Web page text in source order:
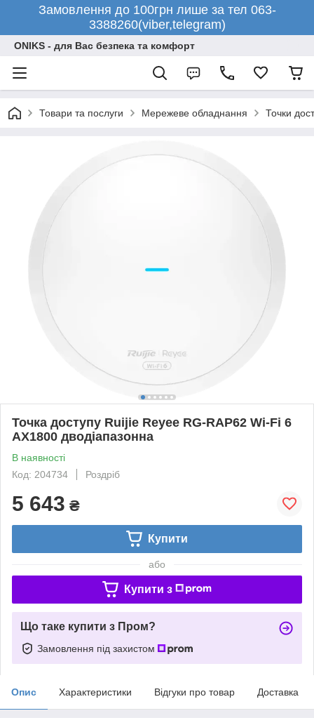
Замовлення до 100грн лише за тел 063-
3388260(viber,telegram)
ONIKS - для Вас безпека та комфорт
Товари та послуги Мережеве обладнання Точки
Точка доступу Ruijie Reyee RG-RAP62 Wi-Fi 6
AX1800 дводіапазонна
В наявності
Код: 204734
Роздріб
5 643 ₴
Купити
або
Купити з
Що таке купити з Пром?
Замовлення під захистом
Опис Характеристики Відгуки про товар Доставка